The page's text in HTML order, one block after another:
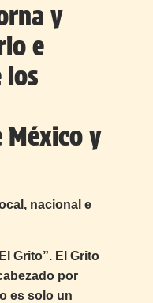
y
e
los
y
nacional e
Grito”. El Grito
por
es solo un